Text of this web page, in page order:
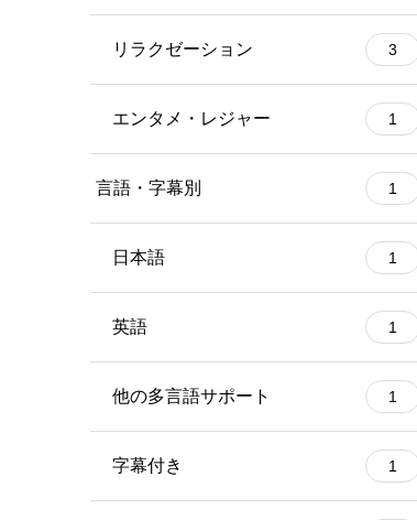
リラクゼーション 3
エンタメ・レジャー 1
言語・字幕別 1
日本語 1
英語 1
他の多言語サポート 1
字幕付き 1